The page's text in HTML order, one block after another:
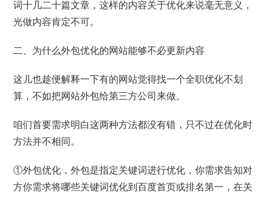
词十几二十篇文章，这样的内容关于优化来说毫无意义，
光做内容肯定不可。
二、为什么外包优化的网站能够不必更新内容
这儿也趁便解释一下有的网站觉得找一个全职优化不划
算，不如把网站外包给第三方公司来做。
咱们首要需求明白这两种方法都没有错，只不过在优化时
方法并不相同。
①外包优化，外包是指定关键词进行优化，你需求告知对
方你需求将哪些关键词优化到百度首页或排名第一，在关